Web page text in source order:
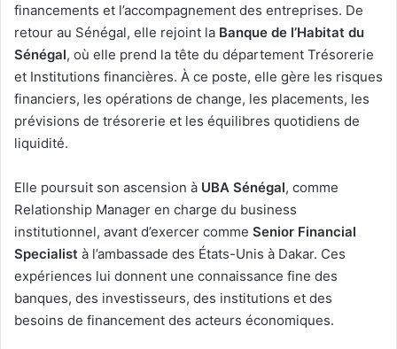
financements et l’accompagnement des entreprises. De
retour au Sénégal, elle rejoint la Banque de l’Habitat du
Sénégal, où elle prend la tête du département Trésorerie
et Institutions financières. À ce poste, elle gère les risques
financiers, les opérations de change, les placements, les
prévisions de trésorerie et les équilibres quotidiens de
liquidité.
Elle poursuit son ascension à UBA Sénégal, comme
Relationship Manager en charge du business
institutionnel, avant d’exercer comme Senior Financial
Specialist à l’ambassade des États-Unis à Dakar. Ces
expériences lui donnent une connaissance fine des
banques, des investisseurs, des institutions et des
besoins de financement des acteurs économiques.